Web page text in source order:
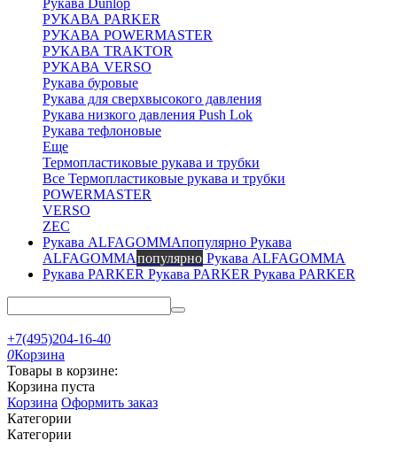
Рукава Dunlop
РУКАВА PARKER
РУКАВА POWERMASTER
РУКАВА TRAKTOR
РУКАВА VERSO
Рукава буровые
Рукава для сверхвысокого давления
Рукава низкого давления Push Lok
Рукава тефлоновые
Еще
Термопластиковые рукава и трубки
Все Термопластиковые рукава и трубки
POWERMASTER
VERSO
ZEC
Рукава
ALFAGOMMAпопулярно Рукава ALFAGOMMA
Рукава PARKER Рукава PARKER
+7(495)204-16-40
0Корзина
Товары в корзине:
Корзина пуста
Корзина Оформить заказ
Категории
Категории